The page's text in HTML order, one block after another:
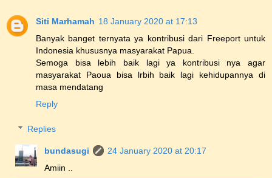
Siti Marhamah 18 January 2020 at 17:13
Banyak banget ternyata ya kontribusi dari Freeport untuk
Indonesia khususnya masyarakat Papua.
Semoga bisa lebih baik lagi ya kontribusi nya agar
masyarakat Paoua bisa lrbih baik lagi kehidupannya di
masa mendatang
Reply
Replies
bundasugi
24 January 2020 at 20:17
Amiin ..